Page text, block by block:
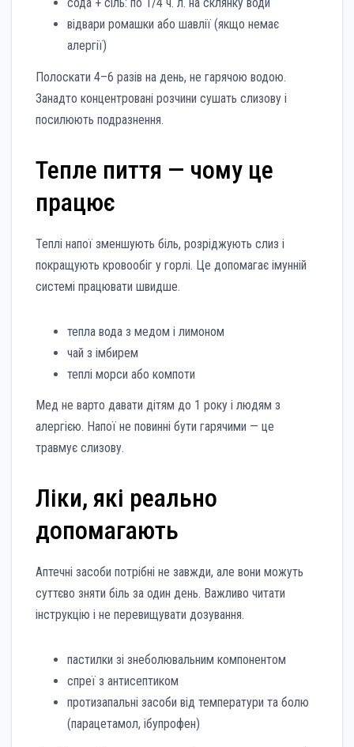
відвари ромашки або шавлії (якщо немає
алергії)
Полоскати 4–6 разів на день, не гарячою водою.
Занадто концентровані розчини сушать слизову і
посилюють подразнення.
Тепле пиття — чому це
працює
Теплі напої зменшують біль, розріджують слиз і
покращують кровообіг у горлі. Це допомагає імунній
системі працювати швидше.
тепла вода з медом і лимоном
чай з імбирем
теплі морси або компоти
Мед не варто давати дітям до 1 року і людям з
алергією. Напої не повинні бути гарячими — це
травмує слизову.
Ліки, які реально
допомагають
Аптечні засоби потрібні не завжди, але вони можуть
суттєво зняти біль за один день. Важливо читати
інструкцію і не перевищувати дозування.
пастилки зі знеболювальним компонентом
спреї з антисептиком
протизапальні засоби від температури та болю
(парацетамол, ібупрофен)